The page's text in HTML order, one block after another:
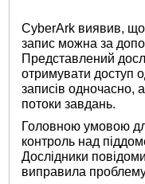
CyberArk виявив, що
запис можна за
Представлений
отримувати доступ
записів одночасно,
потоки завдань.
Головною умовою
контроль над
Дослідники
виправила